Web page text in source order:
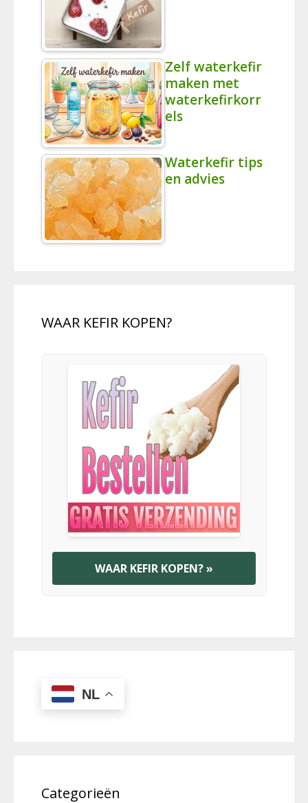
Zelf waterkefir
maken met
waterkefirkorr
els
Waterkefir tips
en advies
WAAR KEFIR KOPEN?
WAAR KEFIR KOPEN? »
NL
Categorieën